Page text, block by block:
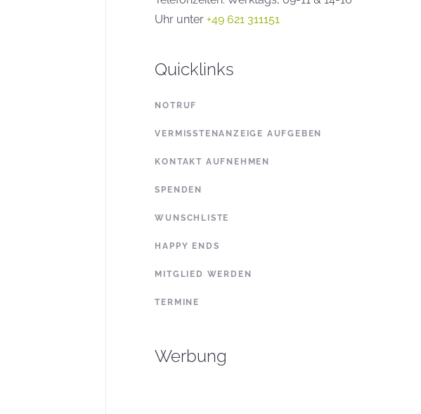
Uhr unter+49 621 311151
Quicklinks
NOTRUF
VERMISSTENANZEIGE AUFGEBEN
KONTAKT AUFNEHMEN
SPENDEN
WUNSCHLISTE
HAPPY ENDS
MITGLIED WERDEN
TERMINE
Werbung